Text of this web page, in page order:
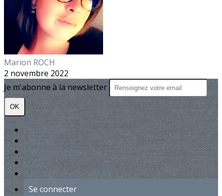
Marion ROCH
2 novembre 2022
Je m'abonne à la newsletter
OK
Plan du site
Licences
Mentions légales
CGUV
Paramétrer vos cookies
Se connecter